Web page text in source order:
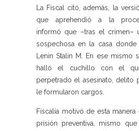
La Fiscal citó, además, la
que aprehendió a la
informó que –tras el crimen–
sospechosa en la casa donde
Lenin Stalin M. En ese mismo
halló el cuchillo con el
perpetrado el asesinato, delito
le formularon cargos.
Fiscalía motivó de esta
prisión preventiva, mismo